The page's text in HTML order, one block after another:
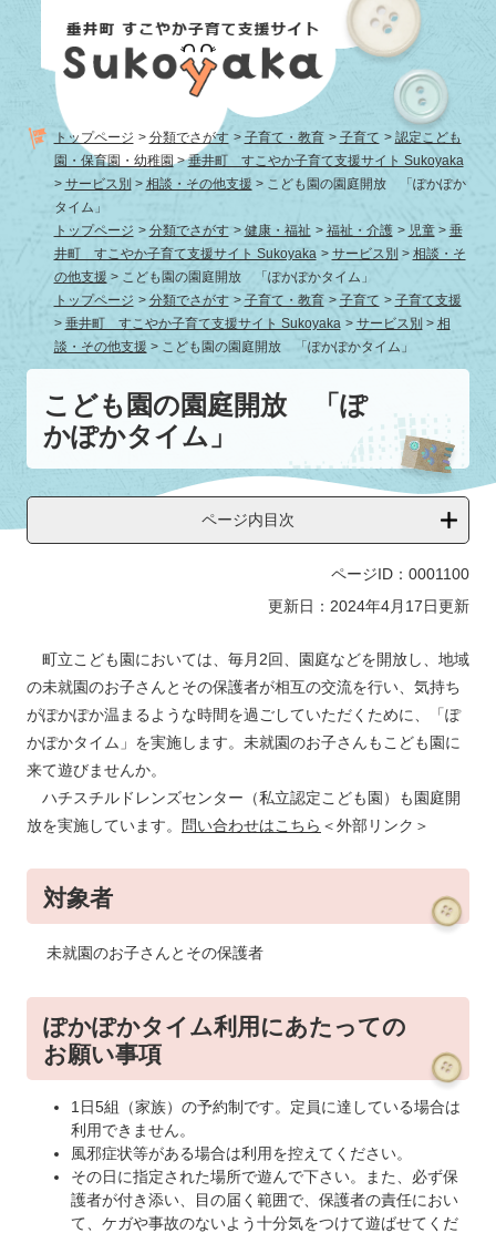
トップページ > 分類でさがす > 子育て・教育 > 子育て > 認定こども
園・保育園・幼稚園 >垂井町 すこやか子育て支援サイト Sukoyaka
> サービス別 > 相談・その他支援 > こども園の園庭開放 「ぽかぽか
タイム」
トップページ > 分類でさがす > 健康・福祉 > 福祉・介護 > 児童> 垂
井町 すこやか子育て支援サイト Sukoyaka > サービス別 > 相談・そ
の他支援 > こども園の園庭開放 「ぽかぽかタイム」
トップページ > 分類でさがす > 子育て・教育 > 子育て > 子育て支援
> 垂井町 すこやか子育て支援サイト Sukoyaka > サービス別 > 相
談・その他支援 > こども園の園庭開放 「ぽかぽかタイム」
こども園の園庭開放 「ぽ
かぽかタイム」
ページ内目次
ページID：0001100
更新日：2024年4月17日更新
町立こども園においては、毎月2回、園庭などを開放し、地域
の未就園のお子さんとその保護者が相互の交流を行い、気持ち
がぽかぽか温まるような時間を過ごしていただくために、「ぽ
かぽかタイム」を実施します。未就園のお子さんもこども園に
来て遊びませんか。
ハチスチルドレンズセンター（私立認定こども園）も園庭開
放を実施しています。
問い合わせはこちら ＜外部リンク＞
対象者
未就園のお子さんとその保護者
ぽかぽかタイム利用にあたっての
お願い事項
1日5組（家族）の予約制です。定員に達している場合は
利用できません。
風邪症状等がある場合は利用を控えてください。
その日に指定された場所で遊んで下さい。また、必ず保
護者が付き添い、目の届く範囲で、保護者の責任におい
て、ケガや事故のないよう十分気をつけて遊ばせてくだ